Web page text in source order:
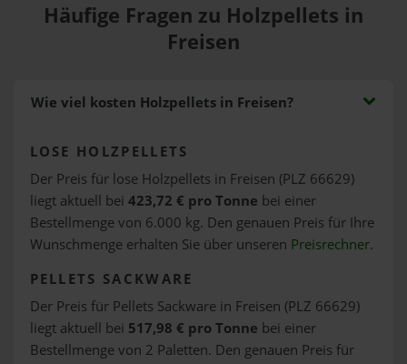
Häufige Fragen zu Holzpellets in
Freisen
Wie viel kosten Holzpellets in Freisen?
LOSE HOLZPELLETS
Der Preis für lose Holzpellets in Freisen (PLZ 66629)
liegt aktuell bei 423,72 € pro Tonne bei einer
Bestellmenge von 6.000 kg. Den genauen Preis für Ihre
Wunschmenge erhalten Sie über unseren Preisrechner.
PELLETS SACKWARE
Der Preis für Pellets Sackware in Freisen (PLZ 66629)
liegt aktuell bei 517,98 € pro Tonne bei einer
Bestellmenge von 2 Paletten. Den genauen Preis für